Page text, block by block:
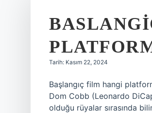
Tarih: Kasım 22, 2024
Başlangıç film hangi
Dom Cobb (Leonardo
olduğu rüyalar sırasında